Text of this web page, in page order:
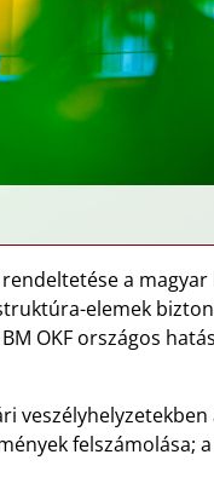
a magyar
elemek
OKF országos
felszámolása;